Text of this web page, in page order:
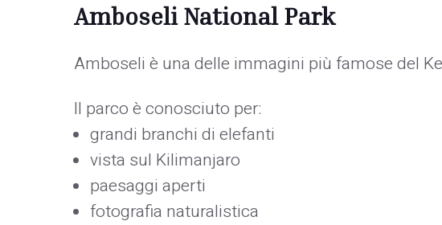
Amboseli National Park
Amboseli è una delle immagini più famose del
Il parco è conosciuto per:
grandi branchi di elefanti
vista sul Kilimanjaro
paesaggi aperti
fotografia naturalistica